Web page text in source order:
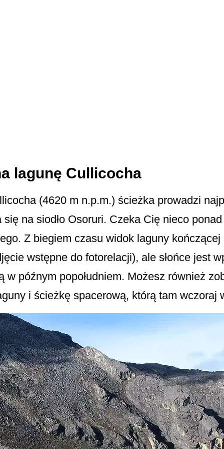
lagunę Cullicocha
(4620 m n.p.m.) ścieżka prowadzi
na siodło Osoruri. Czeka Cię nieco
Z biegiem czasu widok laguny
wstępne do fotorelacji), ale słońce jest
w późnym popołudniem. Możesz również
i ścieżkę spacerową, którą tam wczoraj